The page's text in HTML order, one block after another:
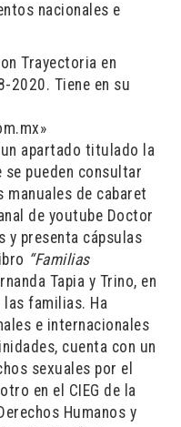
nacionales e
Trayectoria en
2020. Tiene en su
apartado titulado la
se pueden consultar
de cabaret
de youtube Doctor
y presenta cápsulas
“Familias
Tapia y Trino, en
las familias. Ha
e internacionales
cuenta con un
sexuales por el
en el CIEG de la
Humanos y